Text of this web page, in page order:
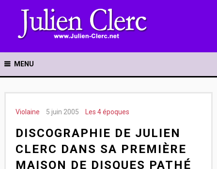
MENU
Violaine 5 juin 2005 Les 4 époques
DISCOGRAPHIE DE JULIEN
CLERC DANS SA PREMIÈRE
MAISON DE DISQUES PATHÉ